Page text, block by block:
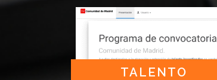
TALENTO